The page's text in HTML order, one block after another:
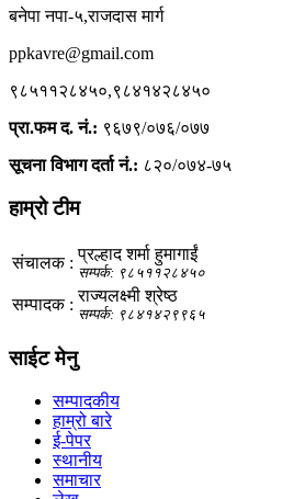
बनेपा नपा-५,राजदास मार्ग
ppkavre@gmail.com
९८५११२८४५०,९८४१४२८४५०
प्रा.फम द. नं.: ९६७९/०७६/०७७
सूचना विभाग दर्ता नं.: ८२०/०७४-७५
हाम्रो टीम
संचालक : प्रल्हाद शर्मा हुमागाईं
सम्पर्क: ९८५११२८४५०
सम्पादक : राज्यलक्ष्मी श्रेष्ठ
सम्पर्क: ९८४१४२९९६५
साईट मेनु
सम्पादकीय
हाम्रो बारे
ई-पेपर
स्थानीय
समाचार